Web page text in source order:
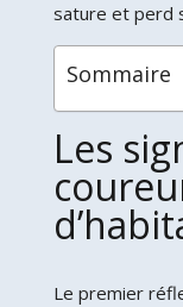
sature et perd
Sommaire
Les
Le premier